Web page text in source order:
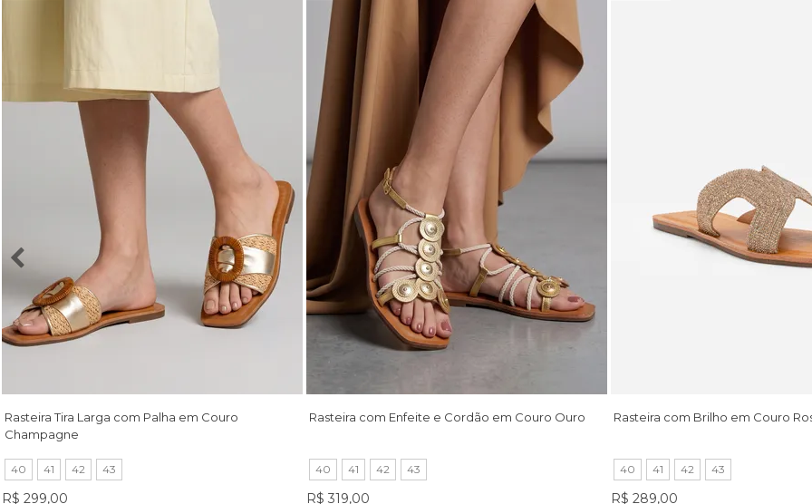
Rasteira Tira Larga com Palha em Couro
Champagne
40 41 42 43
R$ 299,00
Rasteira com Enfeite e Cordão em Couro Ouro
40 41 42 43
R$ 319,00
Rasteira com Brilho em Couro
40 41 42 43
R$ 289,00